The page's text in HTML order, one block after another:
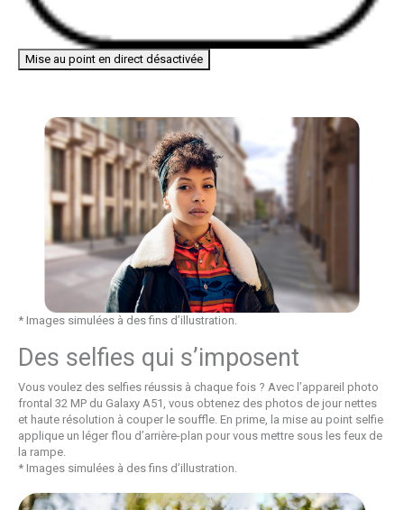
Mise au point en direct désactivée
* Images simulées à des fins d’illustration.
Des selfies qui s’imposent
Vous voulez des selfies réussis à chaque fois ? Avec l’appareil photo
frontal 32 MP du Galaxy A51, vous obtenez des photos de jour nettes
et haute résolution à couper le souffle. En prime, la mise au point selfie
applique un léger flou d’arrière-plan pour vous mettre sous les feux de
la rampe.
* Images simulées à des fins d’illustration.